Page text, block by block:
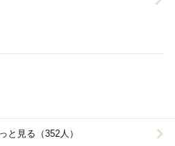
と見る（352人）